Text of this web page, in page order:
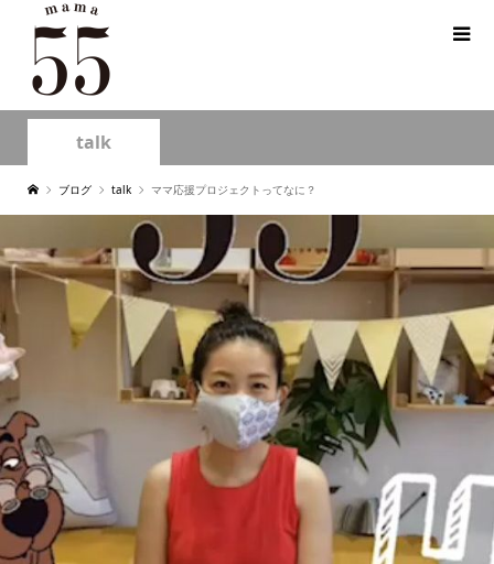
talk
ブログ talk ママ応援プロジェクトってなに？